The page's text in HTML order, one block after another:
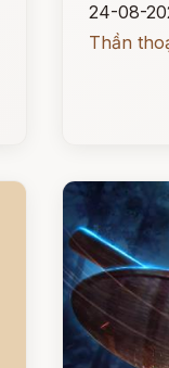
24-08-
Thần